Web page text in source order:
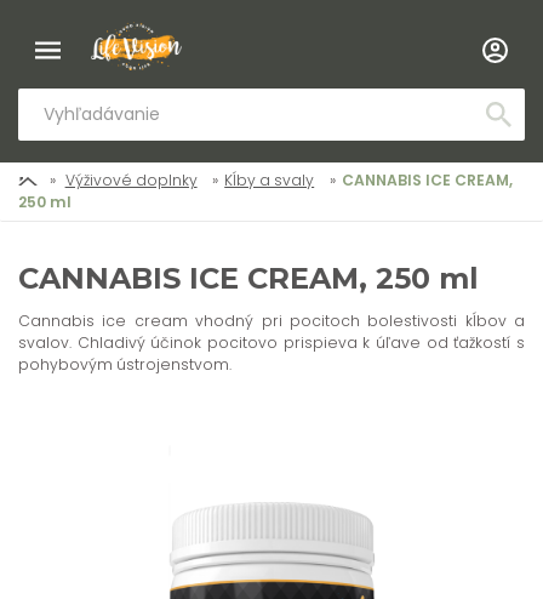
Výživové doplnky Kĺby a svaly
CANNABIS ICE CREAM,
250 ml
CANNABIS ICE CREAM, 250 ml
Cannabis ice cream vhodný pri pocitoch bolestivosti kĺbov a
svalov. Chladivý účinok pocitovo prispieva k úľave od ťažkostí s
pohybovým ústrojenstvom.